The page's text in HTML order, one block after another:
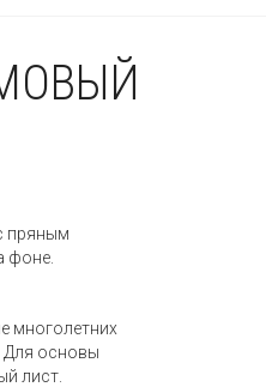
пряным
фоне.
многолетних
Для основы
лист.